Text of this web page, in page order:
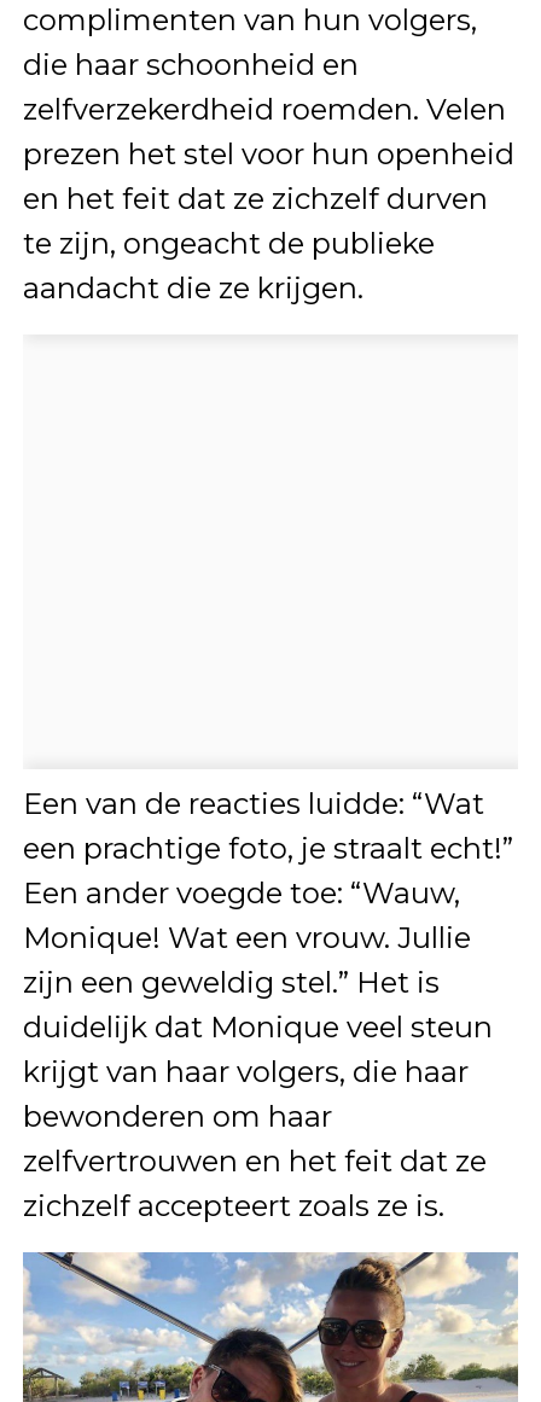
complimenten van hun volgers,
die haar schoonheid en
zelfverzekerdheid roemden. Velen
prezen het stel voor hun openheid
en het feit dat ze zichzelf durven
te zijn, ongeacht de publieke
aandacht die ze krijgen.
Een van de reacties luidde: “Wat
een prachtige foto, je straalt echt!”
Een ander voegde toe: “Wauw,
Monique! Wat een vrouw. Jullie
zijn een geweldig stel.” Het is
duidelijk dat Monique veel steun
krijgt van haar volgers, die haar
bewonderen om haar
zelfvertrouwen en het feit dat ze
zichzelf accepteert zoals ze is.